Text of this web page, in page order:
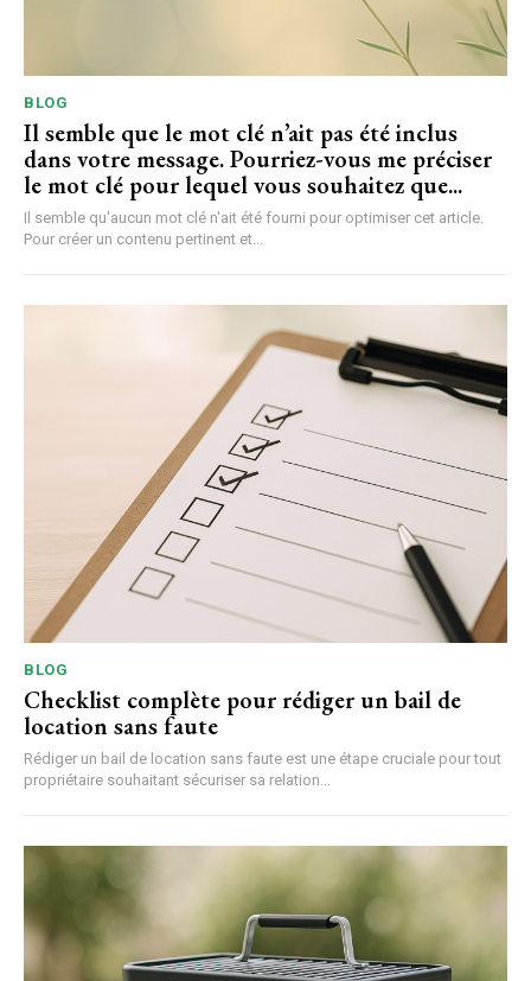
BLOG
Il semble que le mot clé n’ait pas été inclus
dans votre message. Pourriez-vous me préciser
le mot clé pour lequel vous souhaitez que...
Il semble qu'aucun mot clé n'ait été fourni pour optimiser cet article.
Pour créer un contenu pertinent et...
BLOG
Checklist complète pour rédiger un bail de
location sans faute
Rédiger un bail de location sans faute est une étape cruciale pour tout
propriétaire souhaitant sécuriser sa relation...